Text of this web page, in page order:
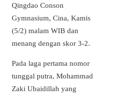
Qingdao Conson
Gymnasium, Cina, Kamis
(5/2) malam WIB dan
menang dengan skor 3-2.
Pada laga pertama nomor
tunggal putra, Mohammad
Zaki Ubaidillah yang